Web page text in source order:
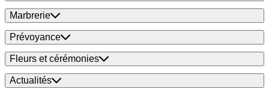
Marbrerie
Prévoyance
Fleurs et cérémonies
Actualités